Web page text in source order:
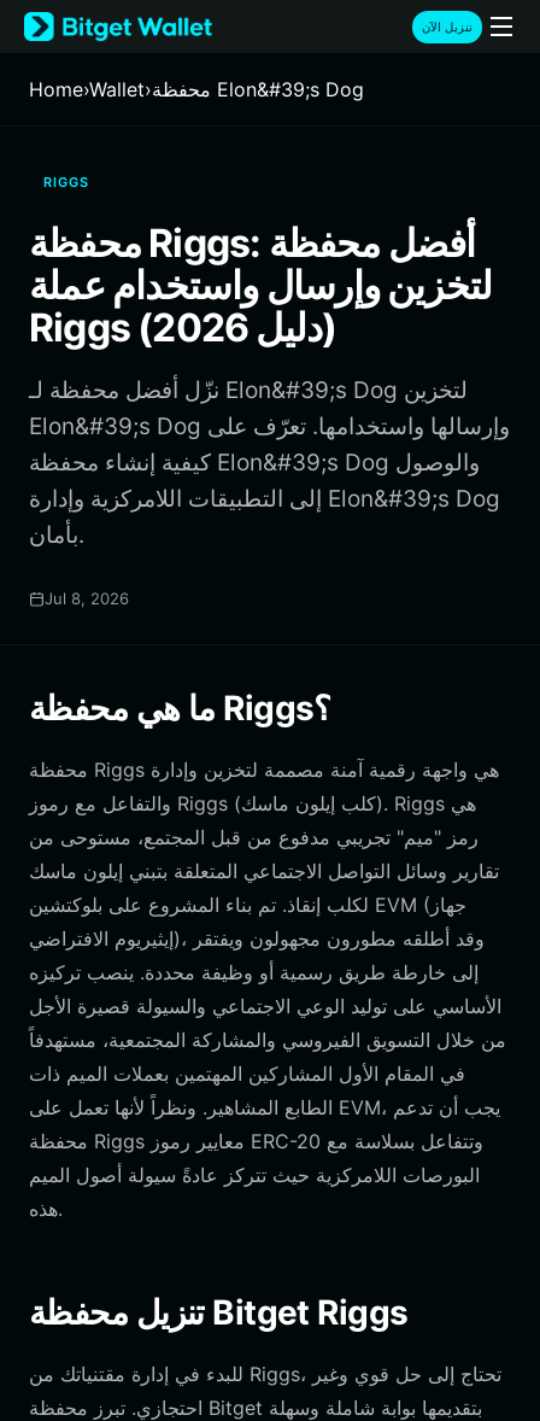
English
日本語
Русский
Italiano
Deutsch
简体中文
繁體中文
Português (Portugal)
ภาษาไทย
हिन्दी
Español
Português (Brasil)
Español (Argentina)
تنزيل الآن
Home›Wallet› محفظة Elon&#39;s Dog
RIGGS
محفظة Riggs: أفضل محفظة
لتخزين وإرسال واستخدام عملة
Riggs (دليل 2026)
نزّل أفضل محفظة لـ Elon&#39;s Dog لتخزين
Elon&#39;s Dog وإرسالها واستخدامها. تعرّف على
كيفية إنشاء محفظة Elon&#39;s Dog والوصول
إلى التطبيقات اللامركزية وإدارة Elon&#39;s Dog
بأمان.
Jul 8, 2026
ما هي محفظة Riggs؟
محفظة Riggs هي واجهة رقمية آمنة مصممة لتخزين وإدارة
والتفاعل مع رموز Riggs (كلب إيلون ماسك). Riggs هي
رمز "ميم" تجريبي مدفوع من قبل المجتمع، مستوحى من
تقارير وسائل التواصل الاجتماعي المتعلقة بتبني إيلون ماسك
لكلب إنقاذ. تم بناء المشروع على بلوكتشين EVM (جهاز
إيثيريوم الافتراضي)، وقد أطلقه مطورون مجهولون ويفتقر
إلى خارطة طريق رسمية أو وظيفة محددة. ينصب تركيزه
الأساسي على توليد الوعي الاجتماعي والسيولة قصيرة الأجل
من خلال التسويق الفيروسي والمشاركة المجتمعية، مستهدفاً
في المقام الأول المشاركين المهتمين بعملات الميم ذات
الطابع المشاهير. ونظراً لأنها تعمل على EVM، يجب أن تدعم
محفظة Riggs معايير رموز ERC-20 وتتفاعل بسلاسة مع
البورصات اللامركزية حيث تتركز عادةً سيولة أصول الميم
هذه.
تنزيل محفظة Bitget Riggs
للبدء في إدارة مقتنياتك من Riggs، تحتاج إلى حل قوي وغير
احتجازي. تبرز محفظة Bitget بتقديمها بوابة شاملة وسهلة